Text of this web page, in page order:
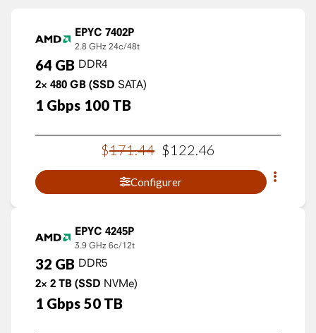
EPYC 7402P
2.8 GHz 24c/48t
64 GB DDR4
2× 480 GB (SSD SATA)
1 Gbps 100 TB
$171.44 $122 46
Configurer
EPYC 4245P
3.9 GHz 6c/12t
32 GB DDR5
2× 2 TB (SSD NVMe)
1 Gbps 50 TB